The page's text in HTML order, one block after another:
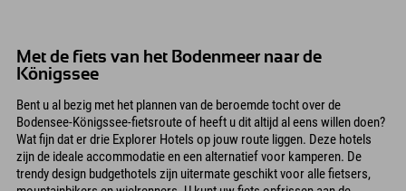
Met de fiets van het Bodenmeer naar de
Königssee
Bent u al bezig met het plannen van de beroemde tocht over de
Bodensee-Königssee-fietsroute of heeft u dit altijd al eens willen doen?
Wat fijn dat er drie Explorer Hotels op jouw route liggen. Deze hotels
zijn de ideale accommodatie en een alternatief voor kamperen. De
trendy design budgethotels zijn uitermate geschikt voor alle fietsers,